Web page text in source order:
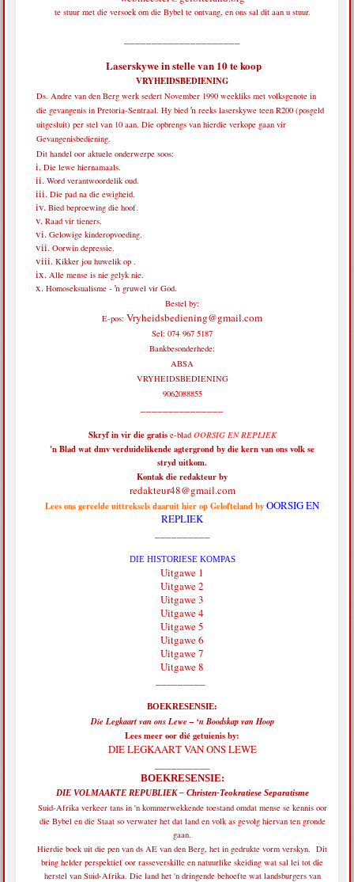
te stuur met die versoek om die Bybel te ontvang, en ons sal dit aan u stuur.
Laserskywe in stelle van 10 te koop
VRYHEIDSBEDIENING
Ds. Andre van den Berg werk sedert November 1990 weekliks met volksgenote in
die gevangenis in Pretoria-Sentraal. Hy bied ŉ reeks laserskywe teen R200 (posgeld
uitgesluit) per stel van 10 aan. Die opbrengs van hierdie verkope gaan vir
Gevangenisbediening.
Dit handel oor aktuele onderwerpe soos:
Die lewe hiernamaals.
Word verantwoordelik oud.
Die pad na die ewigheid.
Bied beproewing die hoof.
Raad vir tieners.
Gelowige kinderopvoeding.
Oorwin depressie.
Kikker jou huwelik op .
Alle mense is nie gelyk nie.
Homoseksualisme - ŉ gruwel vir God.
Bestel by:
E-pos: Vryheidsbediening@gmail.com
Sel: 074 967 5187
Bankbesonderhede:
ABSA
VRYHEIDSBEDIENING
9062088855
Skryf in vir diegratise-bladOORSIG EN REPLIEK
'n Blad wat dmv verduidelikende agtergrond by die kern van ons volk se
stryd uitkom.
Kontak die redakteur by
redakteur48@gmail.com
Lees ons gereelde uittreksels daaruit hier op Gelofteland byOORSIG EN
REPLIEK
DIE HISTORIESE KOMPAS
Uitgawe 1
Uitgawe 2
Uitgawe 3
Uitgawe 4
Uitgawe 5
Uitgawe 6
Uitgawe 7
Uitgawe 8
BOEKRESENSIE:
Die Legkaart van ons Lewe – ‘n Boodskap van Hoop
Lees meer oor dié getuienis by:
DIE LEGKAART VAN ONS LEWE
BOEKRESENSIE:
DIE VOLMAAKTE REPUBLIEK – Christen-Teokratiese Separatisme
Suid-Afrika verkeer tans in 'n kommerwekkende toestand omdat mense se kennis oor
die Bybel en die Staat so verwater het dat land en volk as gevolg hiervan ten gronde
gaan.
Hierdie boek uit die pen van ds AE van den Berg, het in gedrukte vorm verskyn. Dit
bring helder perspektief oor rasseverskille en natuurlike skeiding wat sal lei tot die
herstel van Suid-Afrika. Die land het 'n dringende behoefte wat landsburgers van